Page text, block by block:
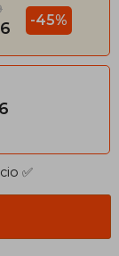
-45%
✅